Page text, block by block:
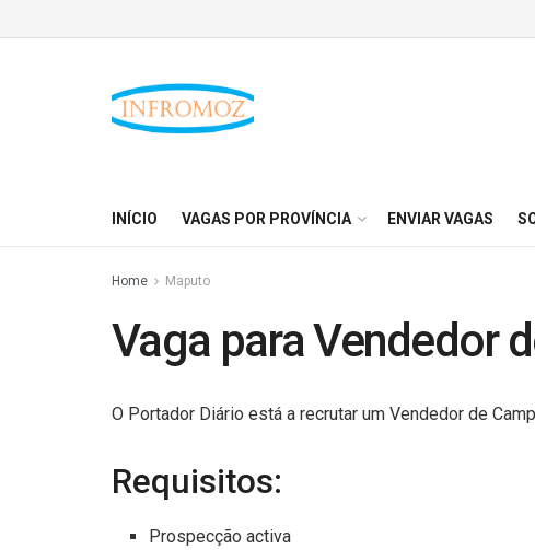
INÍCIO VAGAS POR PROVÍNCIA ENVIAR VAGAS
Home Maputo
Vaga para Vendedor
O Portador Diário está a recrutar um Vendedor de
Requisitos:
Prospecção activa